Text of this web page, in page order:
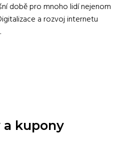
době pro mnoho lidí nejenom
a rozvoj internetu
a kupony